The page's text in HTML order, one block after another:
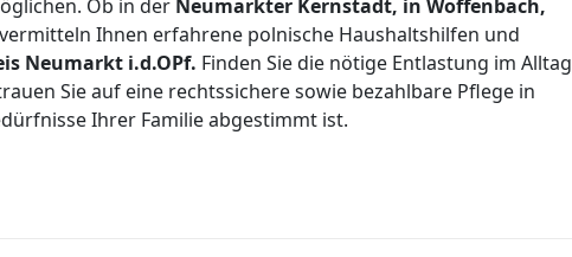
Ob in der Neumarkter Kernstadt, in Woffenbach,
Ihnen erfahrene polnische Haushaltshilfen und
Neumarkt i.d.OPf. Finden Sie die nötige Entlastung im Alltag
Sie auf eine rechtssichere sowie bezahlbare Pflege in
Ihrer Familie abgestimmt ist.